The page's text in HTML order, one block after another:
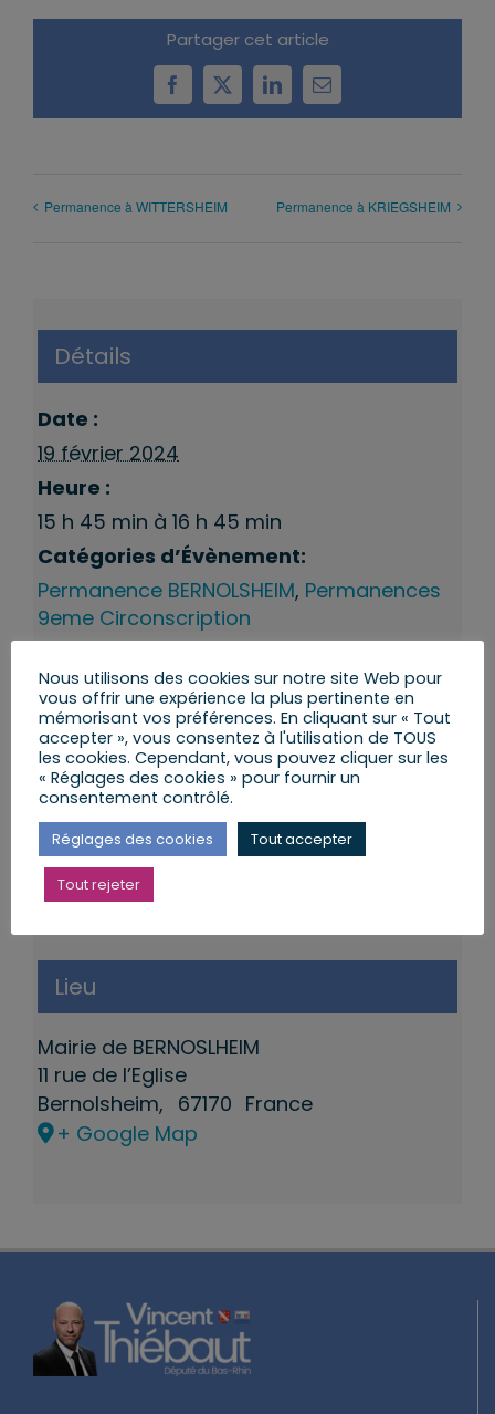
Partager cet article
Facebook
X LinkedInEmail
Permanence à WITTERSHEIM Permanence à KRIEGSHEIM
Détails
Date :
19 février 2024
Heure :
15 h 45 min à 16 h 45 min
Catégories d’Évènement:
Permanence BERNOLSHEIM, Permanences
9eme Circonscription
Lieu
Mairie de BERNOSLHEIM
11 rue de l’Eglise
Bernolsheim, 67170 France
+ Google Map
Nous utilisons des cookies sur notre site Web pour
vous offrir une expérience la plus pertinente en
mémorisant vos préférences. En cliquant sur « Tout
accepter », vous consentez à l'utilisation de TOUS
les cookies. Cependant, vous pouvez cliquer sur les
« Réglages des cookies » pour fournir un
consentement contrôlé.
Réglages des cookies Tout accepter
Tout rejeter